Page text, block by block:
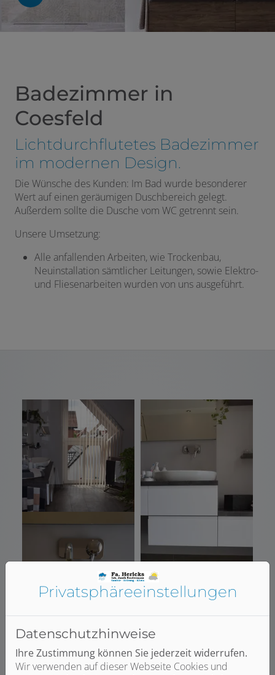
Badezimmer in
Coesfeld
Lichtdurchflutetes Badezimmer
im modernen Design.
Die Wünsche des Kunden: Im Bad wurde besonderer
Wert auf einen geräumigen Duschbereich gelegt.
Außerdem sollte die Dusche vom WC getrennt sein.
Unsere Umsetzung:
Alle anfallenden Arbeiten, wie Trockenbau,
Neuinstallation sämtlicher Leitungen, sowie Elektro-
und Fliesenarbeiten wurden von uns ausgeführt.
und schließen
Privatsphäre­einstellungen
Datenschutzhinweise
Ihre Zustimmung können Sie jederzeit widerrufen.
Wir verwenden auf dieser Webseite Cookies und